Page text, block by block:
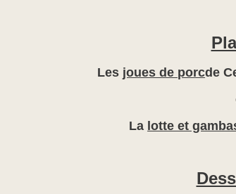
Les joues de porcde
La lotte et